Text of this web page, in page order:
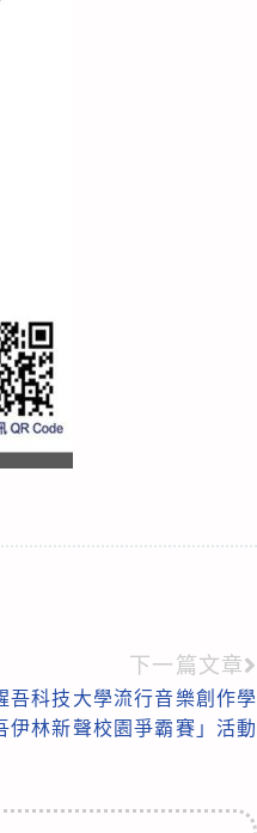
下一篇文章
吾科技大學流行音樂創作學
伊林新聲校園爭霸賽」活動